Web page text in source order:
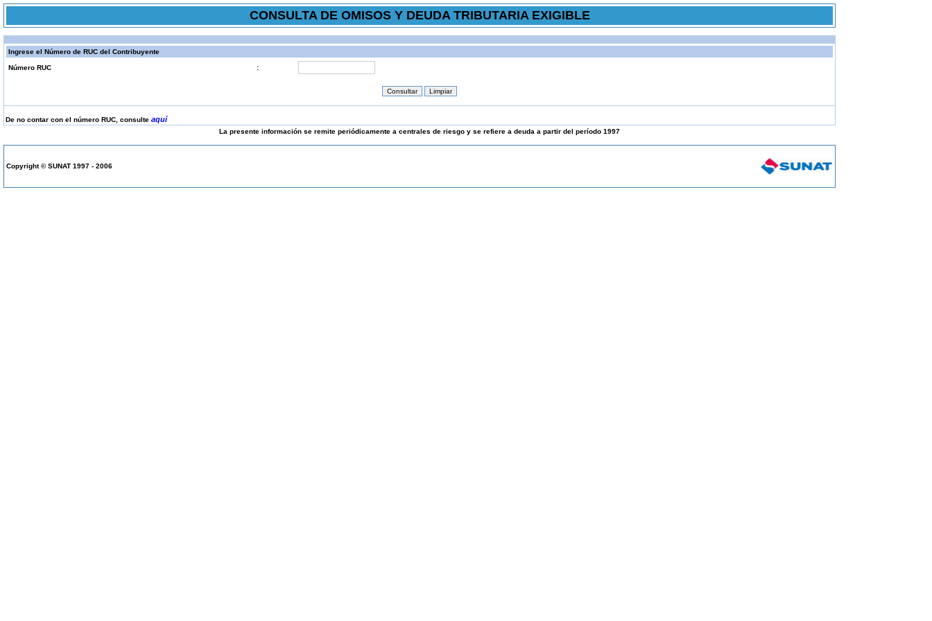
CONSULTA DE OMISOS Y DEUDA TRIBUTARIA EXIGIBLE
Ingrese el Número de RUC del Contribuyente
Número RUC :
De no contar con el número RUC, consulte aquí
La presente información se remite periódicamente a centrales de riesgo y se refiere a deuda a partir del período 1997
Copyright © SUNAT 1997 - 2006